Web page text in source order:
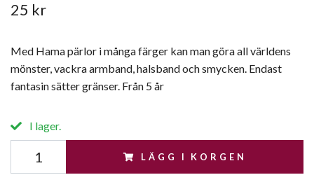
25 kr
Med Hama pärlor i många färger kan man göra all världens
mönster, vackra armband, halsband och smycken. Endast
fantasin sätter gränser. Från 5 år
I lager.
LÄGG I KORGEN